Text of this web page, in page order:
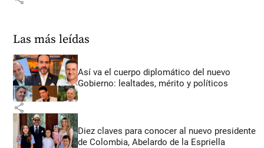
Las más leídas
Así va el cuerpo diplomático del nuevo
Gobierno: lealtades, mérito y políticos
share
Diez claves para conocer al nuevo presidente
de Colombia, Abelardo de la Espriella